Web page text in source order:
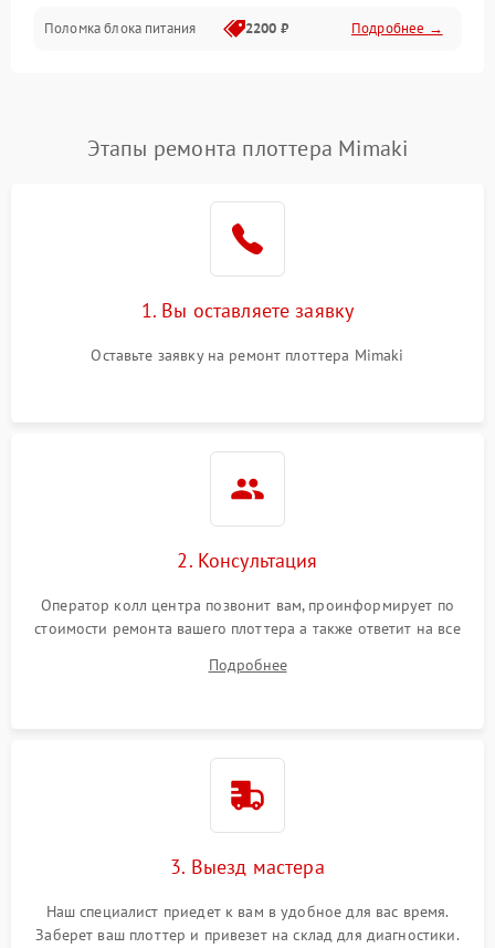
Интерфейсы
Поломка блока питания 2200 ₽ Подробнее →
Этапы ремонта плоттера Mimaki
1. Вы оставляете заявку
Оставьте заявку на ремонт плоттера Mimaki
2. Консультация
Оператор колл центра позвонит вам, проинформирует по
стоимости ремонта вашего плоттера а также ответит на все
Подробнее
3. Выезд мастера
Наш специалист приедет к вам в удобное для вас время.
Заберет ваш плоттер и привезет на склад для диагностики.